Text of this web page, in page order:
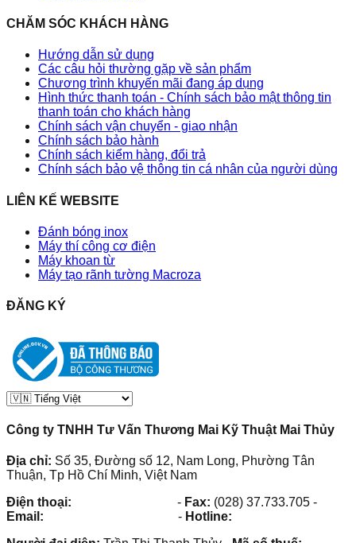
CHĂM SÓC KHÁCH HÀNG
Hướng dẫn sử dụng
Các câu hỏi thường gặp về sản phẩm
Chương trình khuyến mãi đang áp dụng
Hình thức thanh toán - Chính sách bảo mật thông tin
thanh toán cho khách hàng
Chính sách vận chuyển - giao nhận
Chính sách bảo hành
Chính sách kiểm hàng, đổi trả
Chính sách bảo vệ thông tin cá nhân của người dùng
LIÊN KẾ WEBSITE
Đánh bóng inox
Máy thí công cơ điện
Máy khoan từ
Máy tạo rãnh tường Macroza
ĐĂNG KÝ
Công ty TNHH Tư Vấn Thương Mai Kỹ Thuật Mai Thủy
Địa chỉ: Số 35, Đường số 12, Nam Long, Phường Tân
Thuận, Tp Hồ Chí Minh, Việt Nam
Điện thoại:
- Fax: (028) 37.733.705 -
Email:
- Hotline: